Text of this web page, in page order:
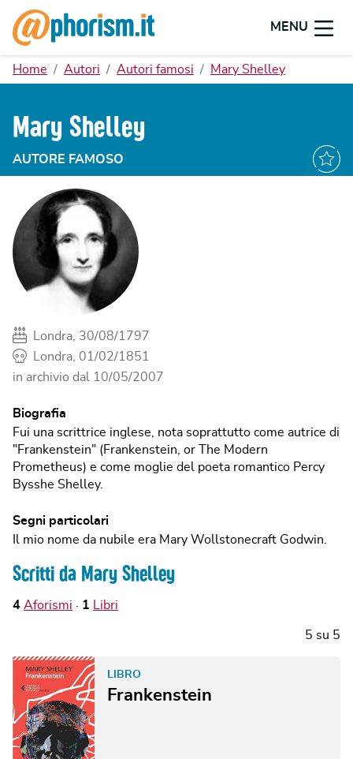
MENU
Home Autori Autori famosi Mary Shelley
Mary Shelley
AUTORE FAMOSO
Londra, 30/08/1797
Londra, 01/02/1851
in archivio dal 10/05/2007
Biografia
Fui una scrittrice inglese, nota soprattutto come autrice di
"Frankenstein" (Frankenstein, or The Modern
Prometheus) e come moglie del poeta romantico Percy
Bysshe Shelley.
Segni particolari
Il mio nome da nubile era Mary Wollstonecraft Godwin.
Scritti da Mary Shelley
4 Aforismi 1 Libri
5 su 5
Frankenstein
LIBRO